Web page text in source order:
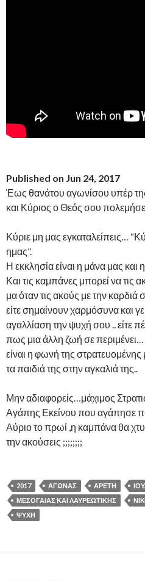
Published on Jun 24, 2017
Έως θανάτου αγωνίσου υπέρ
και Κύριος ο Θεός σου
Κύριε μη μας εγκαταλείπεις…
ημας”.
Η εκκλησία είναι η μάνα μας
Και τις καμπάνες μπορεί να τις
μα όταν τις ακούς με την καρδιά
είτε σημαίνουν χαρμόσυνα και
αγαλλίαση την ψυχή σου .. είτε
πως μια άλλη ζωή σε περιμένει…
είναι η φωνή της
τα παιδιά της στην αγκαλιά της..
Μην αδιαφορείς…μάχιμος
Αγάπης Εκείνου που αγάπησε
Αύριο το πρωί ,η καμπάνα θα
την ακούσεις ;;;;;;;;
2017 ΑΓΏΝΑΣ ΑΡΕΤΉ
ΜΕΣΟΓΑΊΑΣ ΚΑΙ ΛΑΥΡΕΩΤΙΚΉΣ
ΨΥΧΉ